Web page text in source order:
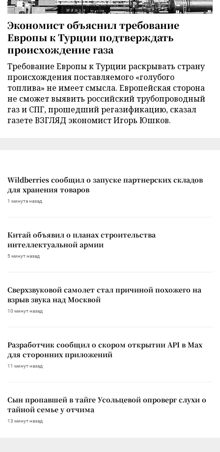
Экономист объяснил требование
Европы к Турции подтверждать
происхождение газа
Требование Европы к Турции раскрывать страну
происхождения поставляемого «голубого
топлива» не имеет смысла. Европейская сторона
не сможет выявить российский трубопроводный
газ и СПГ, прошедший регазификацию, сказал
газете ВЗГЛЯД экономист Игорь Юшков.
Wildberries сообщил о запуске партнерских складов
для хранения товаров
1 минута назад
Китай объявил о планах строительства
интеллектуальной армии
5 минут назад
Сверхзвуковой самолет стал причиной похожего на
взрыв звука над Москвой
10 минут назад
Разработчик сообщил о скором открытии API в Max
для сторонних приложений
11 минут назад
Сын пропавшей в тайге Усольцевой опроверг слухи о
тайной семье у отчима
13 минут назад